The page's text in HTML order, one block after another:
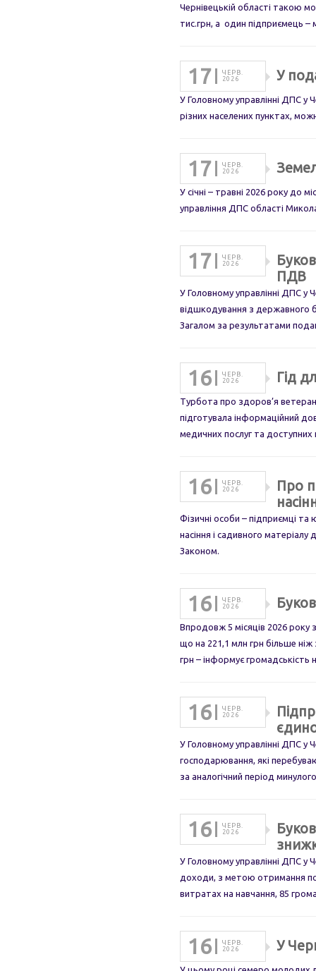
Чернівецькій області такою
тис.грн, а один підприємець –
17
ЧЕРВ.
2026
У
У Головному управлінні ДПС у
різних населених пунктах,
17
ЧЕРВ.
2026
У січні – травні 2026 року до
управління ДПС області
17
ЧЕРВ.
2026
ПДВ
У Головному управлінні ДПС у
відшкодування з державного
Загалом за результатами
16
ЧЕРВ.
2026
Гід
Турбота про здоров’я
підготувала інформаційний
медичних послуг та
16
ЧЕРВ.
2026
Про
Фізичні особи – підприємці
насіння і садивного
Законом.
16
ЧЕРВ.
2026
Впродовж 5 місяців 2026 року
що на 221,1 млн грн більше ніж
грн – інформує
16
ЧЕРВ.
2026
У Головному управлінні ДПС у
господарювання, які
за аналогічний період
16
ЧЕРВ.
2026
У Головному управлінні ДПС у
доходи, з метою отримання
витратах на навчання, 85
16
ЧЕРВ.
2026
У